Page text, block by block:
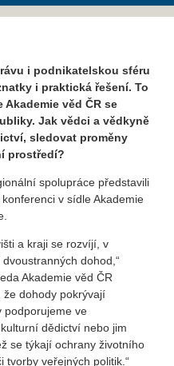
i podnikatelskou sféru
i praktická řešení. To
věd ČR se
Jak vědci a vědkyně
sledovat proměny
prostředí?
spolupráce představili
v sídle Akademie
a kraji se rozvíjí, v
dohod,“
Akademie věd ČR
dohody pokrývají
podporujeme ve
dědictví nebo jim
se týkají ochrany životního
tvorby veřejných politik.“